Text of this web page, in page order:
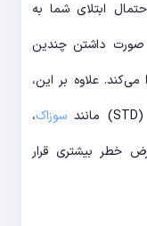
ابتلای شما به
داشتن چندین
علاوه بر این،
(STD) مانند سوزاک،
خطر بیشتری قرار